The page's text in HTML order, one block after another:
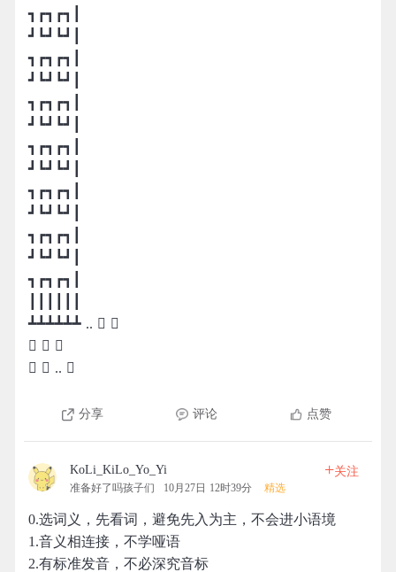
┓┏┓┏┓┃
┛┗┛┗┛┃
┓┏┓┏┓┃
┛┗┛┗┛┃
┓┏┓┏┓┃
┛┗┛┗┛┃
┓┏┓┏┓┃
┛┗┛┗┛┃
┓┏┓┏┓┃
┛┗┛┗┛┃
┓┏┓┏┓┃
┛┗┛┗┛┃
┓┏┓┏┓┃
┻┻┻┻┻┻ ..  
  
  .. 
分享 评论 点赞
KoLi_KiLo_Yo_Yi
准备好了吗孩子们 10月27日 12时39分 精选
+关注
0.选词义，先看词，避免先入为主，不会进小语境
1.音义相连接，不学哑语
2.有标准发音，不必深究音标